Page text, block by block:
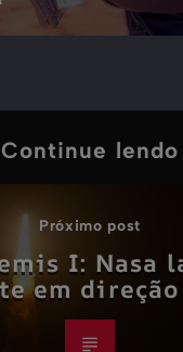
Continue lendo
Próximo post
I: Nasa
em direção